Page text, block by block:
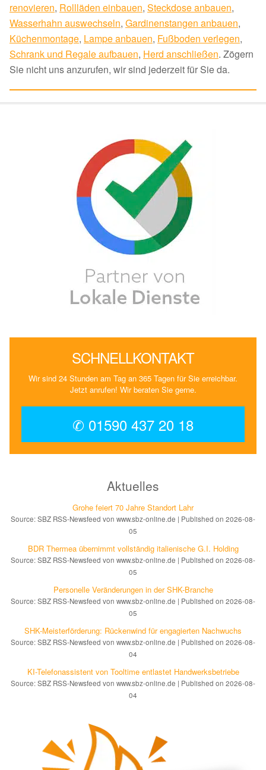
renovieren, Rollläden einbauen, Steckdose anbauen,
Wasserhahn auswechseln, Gardinenstangen anbauen,
Küchenmontage, Lampe anbauen, Fußboden verlegen,
Schrank und Regale aufbauen, Herd anschließen. Zögern
Sie nicht uns anzurufen, wir sind jederzeit für Sie da.
SCHNELLKONTAKT
Wir sind 24 Stunden am Tag an 365 Tagen für Sie erreichbar.
Jetzt anrufen! Wir beraten Sie gerne.
✆ 01590 437 20 18
Aktuelles
Grohe feiert 70 Jahre Standort Lahr
Source: SBZ RSS-Newsfeed von www.sbz-online.de
Published on 2026-08-
05
BDR Thermea übernimmt vollständig italienische G.I. Holding
Source: SBZ RSS-Newsfeed von www.sbz-online.de
Published on 2026-08-
05
Personelle Veränderungen in der SHK-Branche
Source: SBZ RSS-Newsfeed von www.sbz-online.de
Published on 2026-08-
05
SHK-Meisterförderung: Rücken­wind für enga­gier­ten Nachwuchs
Source: SBZ RSS-Newsfeed von www.sbz-online.de
Published on 2026-08-
04
KI-Telefonassistent von Tooltime entlastet Hand­werks­be­triebe
Source: SBZ RSS-Newsfeed von www.sbz-online.de
Published on 2026-08-
04